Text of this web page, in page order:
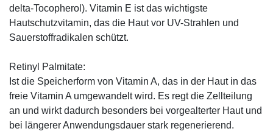
delta-Tocopherol). Vitamin E ist das wichtigste
Hautschutzvitamin, das die Haut vor UV-Strahlen und
Sauerstoffradikalen schützt.
Retinyl Palmitate:
Ist die Speicherform von Vitamin A, das in der Haut in das
freie Vitamin A umgewandelt wird. Es regt die Zellteilung
an und wirkt dadurch besonders bei vorgealterter Haut und
bei längerer Anwendungsdauer stark regenerierend.